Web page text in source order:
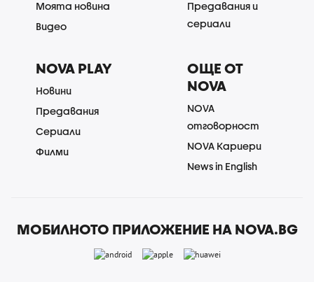
Моята новина
Видео
Предавания и
сериали
NOVA PLAY
Новини
Предавания
Сериали
Филми
ОЩЕ ОТ
NOVA
NOVA
отговорност
NOVA Кариери
News in English
МОБИЛНОТО ПРИЛОЖЕНИЕ НА NOVA.BG